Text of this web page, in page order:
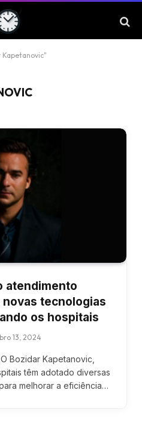
Kapetanovic"
atendimento
tecnologias
os hospitais
13, 2024
Bozidar Kapetanovic,
têm adotado diversas
melhorar a eficiência…